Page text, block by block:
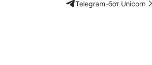
Telegram-бот Unicorn